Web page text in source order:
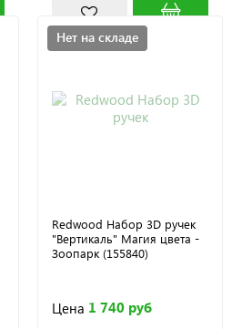
Нет на складе
Redwood Набор 3D ручек
"Вертикаль" Магия цвета -
Зоопарк (155840)
Цена 1 740 руб